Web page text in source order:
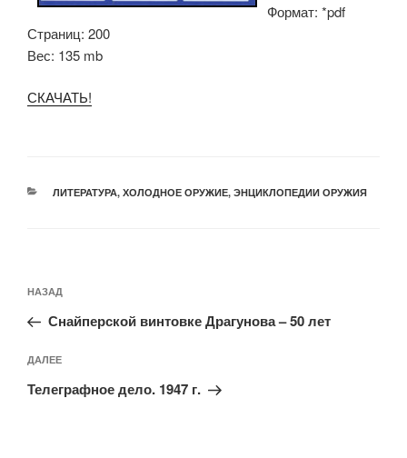
Формат: *pdf
Страниц: 200
Вес: 135 mb
СКАЧАТЬ!
РУБРИКИ
ЛИТЕРАТУРА, ХОЛОДНОЕ ОРУЖИЕ, ЭНЦИКЛОПЕДИИ ОРУЖИЯ
по
записям
Предыдущая
запись:
НАЗАД
Снайперской винтовке Драгунова – 50 лет
Следующая
запись
ДАЛЕЕ
Телеграфное дело. 1947 г.